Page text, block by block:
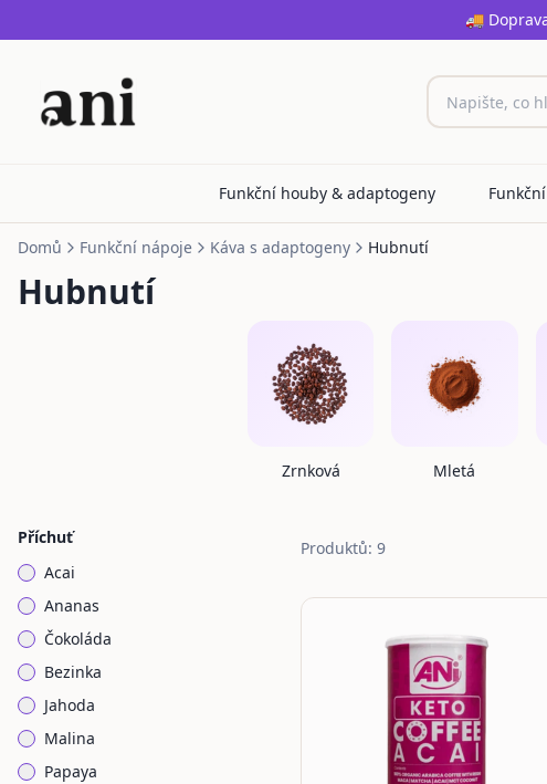
🚚
Funkční houby & adaptogeny
Domů Funkční nápoje Káva s adaptogeny Hubnutí
Hubnutí
Zrnková Mletá
Příchuť
Acai
Ananas
Čokoláda
Bezinka
Jahoda
Malina
Papaya
Produktů: 9